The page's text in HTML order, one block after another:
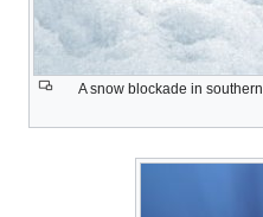
A snow blockade in southern